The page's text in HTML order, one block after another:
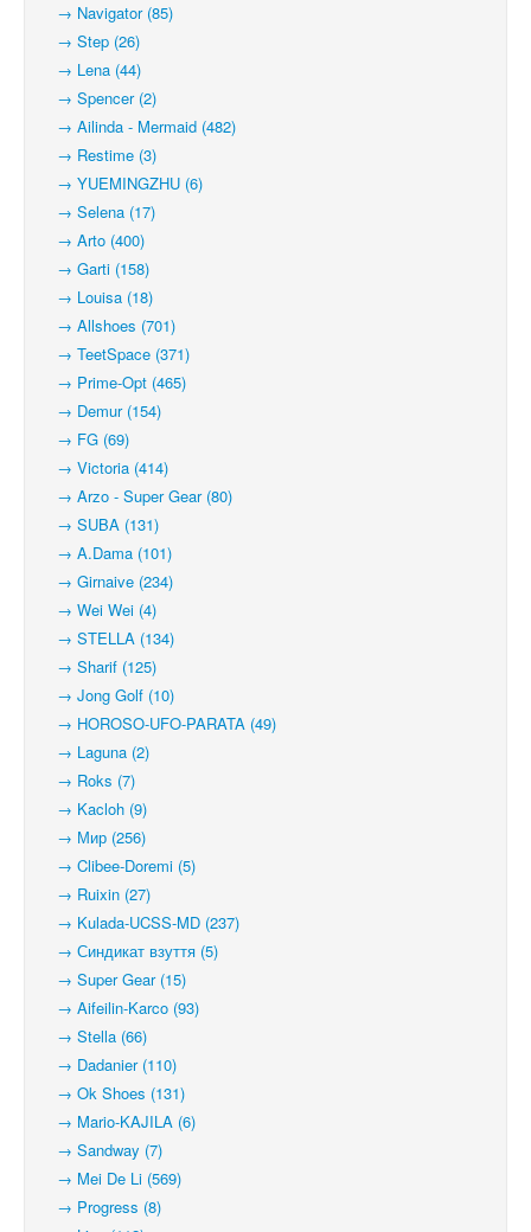
→ Navigator (85)
→ Step (26)
→ Lena (44)
→ Spencer (2)
→ Ailinda - Mermaid (482)
→ Restime (3)
→ YUEMINGZHU (6)
→ Selena (17)
→ Arto (400)
→ Garti (158)
→ Louisa (18)
→ Allshoes (701)
→ TeetSpace (371)
→ Prime-Opt (465)
→ Demur (154)
→ FG (69)
→ Victoria (414)
→ Arzo - Super Gear (80)
→ SUBA (131)
→ A.Dama (101)
→ Girnaive (234)
→ Wei Wei (4)
→ STELLA (134)
→ Sharif (125)
→ Jong Golf (10)
→ HOROSO-UFO-PARATA (49)
→ Laguna (2)
→ Roks (7)
→ Kacloh (9)
→ Мир (256)
→ Clibee-Doremi (5)
→ Ruixin (27)
→ Kulada-UCSS-MD (237)
→ Синдикат взуття (5)
→ Super Gear (15)
→ Aifeilin-Karco (93)
→ Stella (66)
→ Dadanier (110)
→ Ok Shoes (131)
→ Mario-KAJILA (6)
→ Sandway (7)
→ Mei De Li (569)
→ Progress (8)